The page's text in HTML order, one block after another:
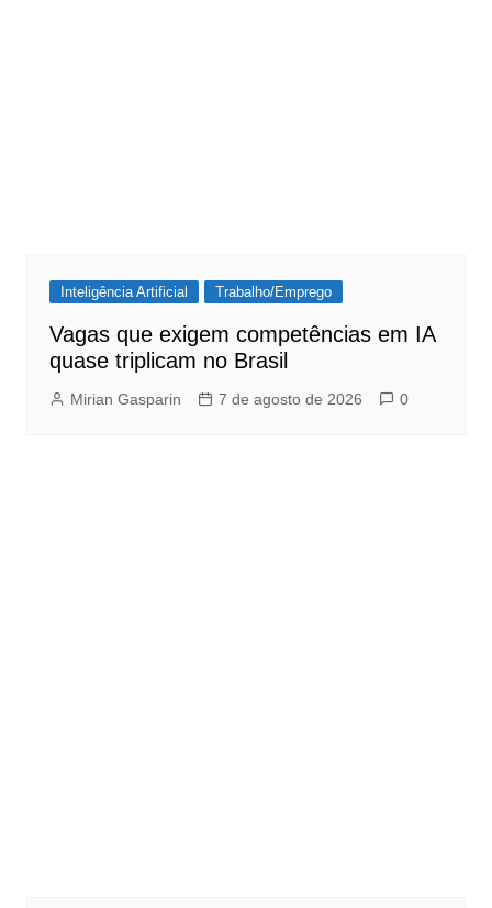
Inteligência Artificial Trabalho/Emprego
Vagas que exigem competências em IA
quase triplicam no Brasil
Mirian Gasparin 7 de agosto de 2026 0